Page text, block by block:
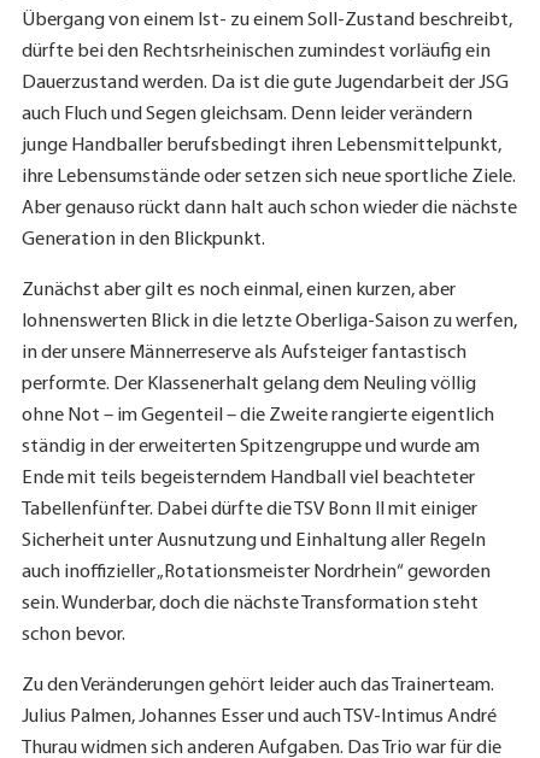
Übergang von einem Ist- zu einem Soll-Zustand beschreibt,
dürfte bei den Rechtsrheinischen zumindest vorläufig ein
Dauerzustand werden. Da ist die gute Jugendarbeit der JSG
auch Fluch und Segen gleichsam. Denn leider verändern
junge Handballer berufsbedingt ihren Lebensmittelpunkt,
ihre Lebensumstände oder setzen sich neue sportliche Ziele.
Aber genauso rückt dann halt auch schon wieder die nächste
Generation in den Blickpunkt.
Zunächst aber gilt es noch einmal, einen kurzen, aber
lohnenswerten Blick in die letzte Oberliga-Saison zu werfen,
in der unsere Männerreserve als Aufsteiger fantastisch
performte. Der Klassenerhalt gelang dem Neuling völlig
ohne Not – im Gegenteil – die Zweite rangierte eigentlich
ständig in der erweiterten Spitzengruppe und wurde am
Ende mit teils begeisterndem Handball viel beachteter
Tabellenfünfter. Dabei dürfte die TSV Bonn II mit einiger
Sicherheit unter Ausnutzung und Einhaltung aller Regeln
auch inoffizieller „Rotationsmeister Nordrhein“ geworden
sein. Wunderbar, doch die nächste Transformation steht
schon bevor.
Zu den Veränderungen gehört leider auch das Trainerteam.
Julius Palmen, Johannes Esser und auch TSV-Intimus André
Thurau widmen sich anderen Aufgaben. Das Trio war für die